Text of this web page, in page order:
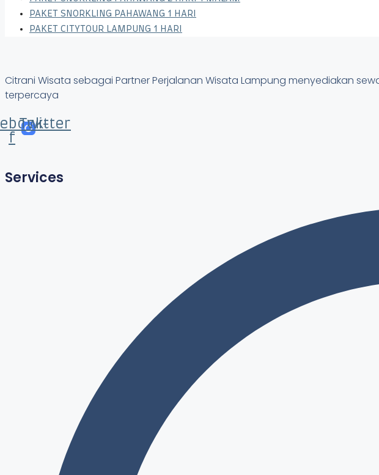
PAKET SNORKLING PAHAWANG 1 HARI
PAKET CITYTOUR LAMPUNG 1 HARI
Citrani Wisata sebagai Partner Perjalanan Wisata Lampung menyediakan
terpercaya
f
Twitter
Services